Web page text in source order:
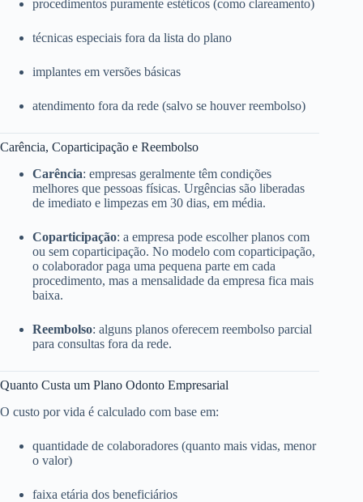
procedimentos puramente estéticos (como clareamento)
técnicas especiais fora da lista do plano
implantes em versões básicas
atendimento fora da rede (salvo se houver reembolso)
Carência, Coparticipação e Reembolso
Carência: empresas geralmente têm condições
melhores que pessoas físicas. Urgências são liberadas
de imediato e limpezas em 30 dias, em média.
Coparticipação: a empresa pode escolher planos com
ou sem coparticipação. No modelo com coparticipação,
o colaborador paga uma pequena parte em cada
procedimento, mas a mensalidade da empresa fica mais
baixa.
Reembolso: alguns planos oferecem reembolso parcial
para consultas fora da rede.
Quanto Custa um Plano Odonto Empresarial
O custo por vida é calculado com base em:
quantidade de colaboradores (quanto mais vidas, menor
o valor)
faixa etária dos beneficiários